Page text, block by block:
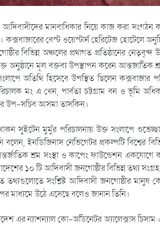
মানবাধিকার নিয়ে কাজ করা সংগঠন
বেস্ট ওয়েস্টার্ন হেরিটেজ হোটেলে
বিভিন্ন অঞ্চলের প্রথাগত প্রতিষ্ঠানের নেতৃবৃন্দ
অনুষ্ঠানে মূল বক্তব্য উপস্থাপন করেন আন্তজার্তিক
অতিথি হিসেবে উপস্থিত ছিলেন কক্সবাজার
পরিচালক মং এ খেন, পার্বত্য চট্টগ্রাম বন ও ভূমি
উপ-সচিব আসমা তাসকিন।
সুইটেন মুর্মুর পরিচালনায় উক্ত সংলাপে
বলেন, ইনডিজিনাস নেভিগেটর প্রকল্পটি বিশ্বের
শ্রম সংস্থা ও কাপেং ফাউন্ডেশন
১০ টি আদিবাসী জনগোষ্ঠীর বিভিন্ন তথ্য
তথ্যগুলোতে সংশ্লিষ্ট আদিবাসী জনগোষ্ঠীর
মাধ্যমে উঠে এসেছে বলেও জানান তিনি।
এর ন্যাশন্যাল কো-অর্ডিনেটর অ্যালেক্সাস